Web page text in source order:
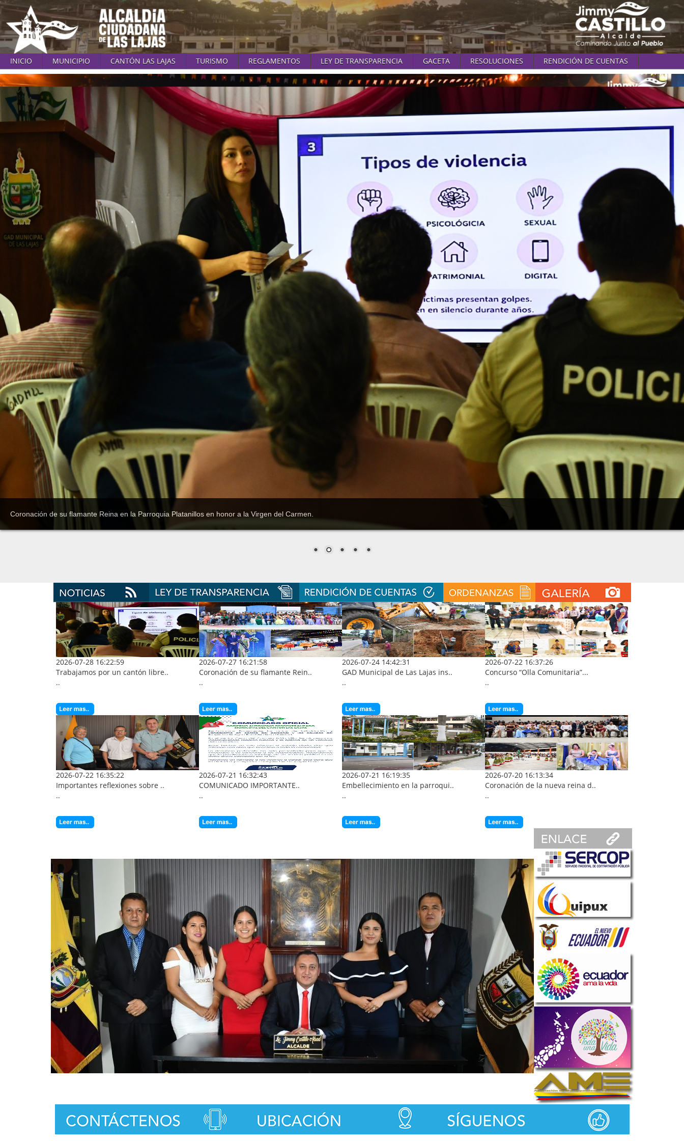
INICIO MUNICIPIO CANTÓN LAS LAJAS TURISMO REGLAMENTOS LEY DE TRANSPARENCIA GACETA RESOLUCIONES RENDICIÓN DE CUENTAS
2026-07-28 16:22:59
Trabajamos por un cantón libre..
..
2026-07-27 16:21:58
Coronación de su flamante Rein..
..
2026-07-24 14:42:31
GAD Municipal de Las Lajas ins..
..
2026-07-22 16:37:26
Concurso “Olla Comunitaria”...
..
2026-07-22 16:35:22
Importantes reflexiones sobre ..
..
2026-07-21 16:32:43
COMUNICADO IMPORTANTE..
..
2026-07-21 16:19:35
Embellecimiento en la parroqui..
..
2026-07-20 16:13:34
Coronación de la nueva reina d..
..